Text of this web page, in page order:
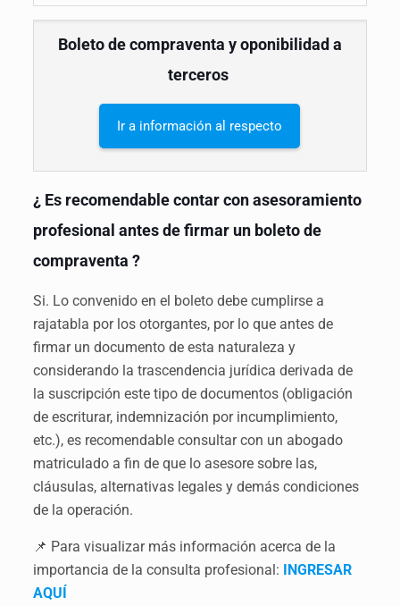
Boleto de compraventa y oponibilidad a
terceros
Ir a información al respecto
¿ Es recomendable contar con asesoramiento
profesional antes de firmar un boleto de
compraventa ?
Si. Lo convenido en el boleto debe cumplirse a
rajatabla por los otorgantes, por lo que antes de
firmar un documento de esta naturaleza y
considerando la trascendencia jurídica derivada de
la suscripción este tipo de documentos (obligación
de escriturar, indemnización por incumplimiento,
etc.), es recomendable consultar con un abogado
matriculado a fin de que lo asesore sobre las,
cláusulas, alternativas legales y demás condiciones
de la operación.
📌 Para visualizar más información acerca de la
importancia de la consulta profesional: INGRESAR
AQUÍ